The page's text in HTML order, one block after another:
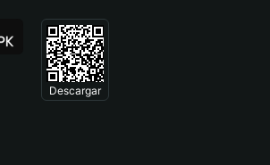
Descargar